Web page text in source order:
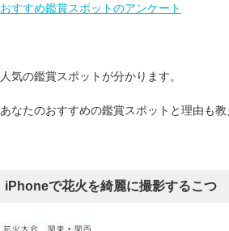
おすすめ鑑賞スポットのアンケート
人気の鑑賞スポットが分かります。
あなたのおすすめの鑑賞スポットと理由も教
iPhoneで花火を綺麗に撮影するこつ